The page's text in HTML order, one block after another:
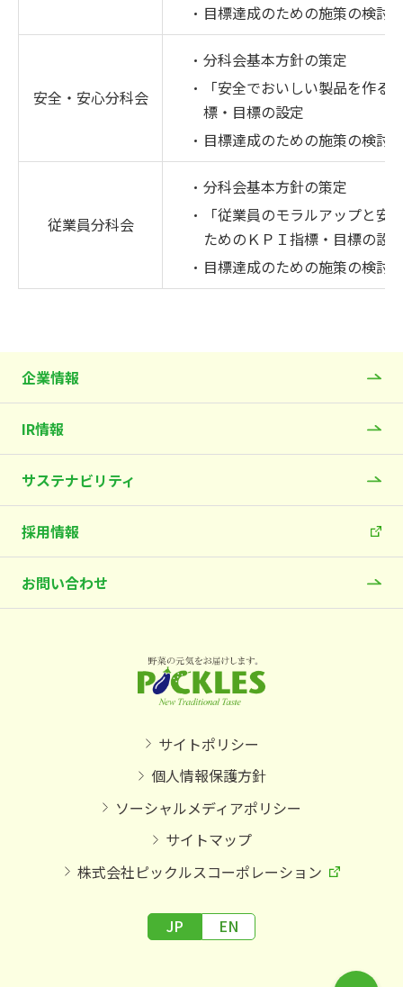
目標達成のための施策の検討
安全・安心分科会
分科会基本方針の策定
「安全でおいしい製品を作
標・目標の設定
目標達成のための施策の検討
従業員分科会
分科会基本方針の策定
「従業員のモラルアップと
ためのＫＰＩ指標・目標の設
目標達成のための施策の検討
企業情報
IR情報
サステナビリティ
採用情報
お問い合わせ
JP EN
サイトポリシー
個人情報保護方針
ソーシャルメディアポリシー
サイトマップ
株式会社ピックルスコーポレーション